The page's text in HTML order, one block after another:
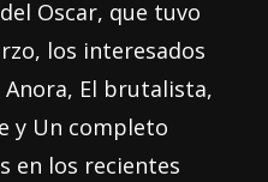
Oscar, que tuvo
los interesados
El brutalista,
y Un completo
en los recientes